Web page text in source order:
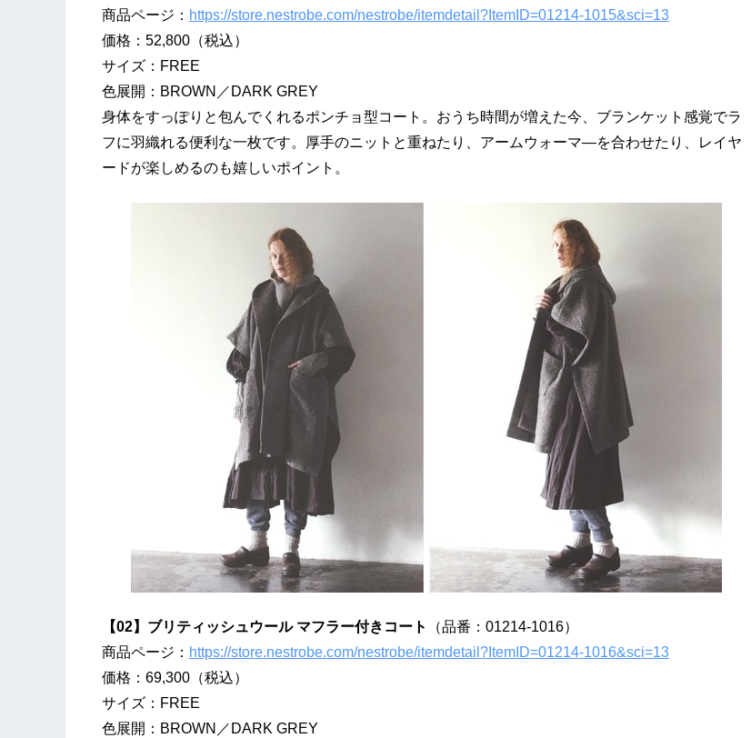
商品ページ： https://store.nestrobe.com/nestrobe/itemdetail?ItemID=01214-1015&sci=13
価格：52,800（税込）
サイズ：FREE
色展開：BROWN／DARK GREY
身体をすっぽりと包んでくれるポンチョ型コート。おうち時間が増えた今、ブランケット感覚でラ
フに羽織れる便利な一枚です。厚手のニットと重ねたり、アームウォーマ―を合わせたり、レイヤ
ードが楽しめるのも嬉しいポイント。
【02】ブリティッシュウール マフラー付きコート
（品番：01214-1016）
商品ページ： https://store.nestrobe.com/nestrobe/itemdetail?ItemID=01214-1016&sci=13
価格：69,300（税込）
サイズ：FREE
色展開：BROWN／DARK GREY